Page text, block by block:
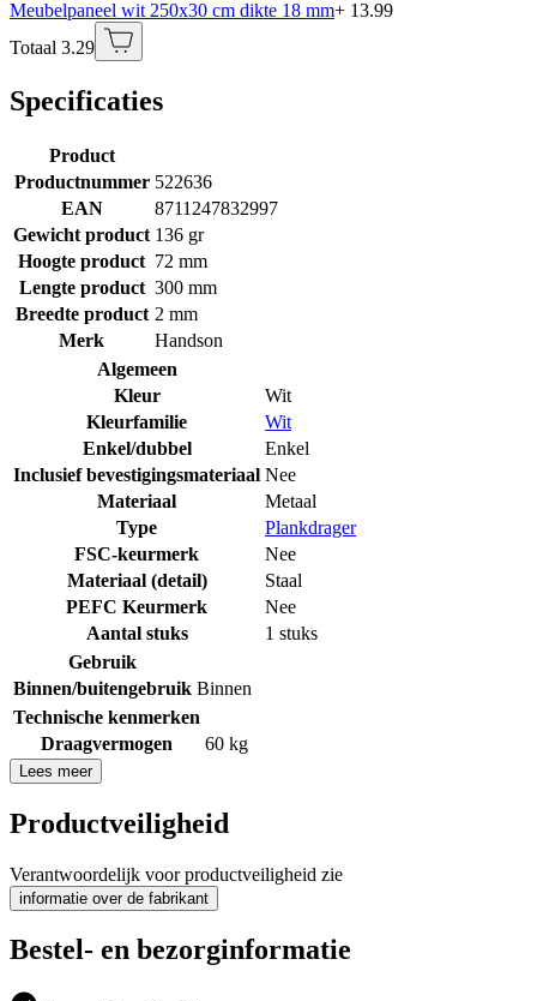
Meubelpaneel wit 250x30 cm dikte 18 mm+ 13.99
Totaal 3.29
Specificaties
Product
Productnummer 522636
EAN
8711247832997
Gewicht product 136 gr
Hoogte product 72 mm
Lengte product 300 mm
Breedte product 2 mm
Merk
Handson
Algemeen
Kleur
Wit
Kleurfamilie
Wit
Enkel/dubbel
Enkel
Inclusief bevestigingsmateriaal Nee
Materiaal
Metaal
Type
Plankdrager
FSC-keurmerk
Nee
Materiaal (detail)
Staal
PEFC Keurmerk
Nee
Aantal stuks
1 stuks
Gebruik
Binnen/buitengebruik Binnen
Technische kenmerken
Draagvermogen
60 kg
Lees meer
Productveiligheid
Verantwoordelijk voor productveiligheid zie
informatie over de fabrikant
Bestel- en bezorginformatie